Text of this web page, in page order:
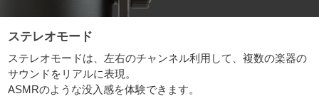
ステレオモード
ステレオモードは、左右のチャンネル利用して、複数の楽器の
サウンドをリアルに表現。
ASMRのような没入感を体験できます。